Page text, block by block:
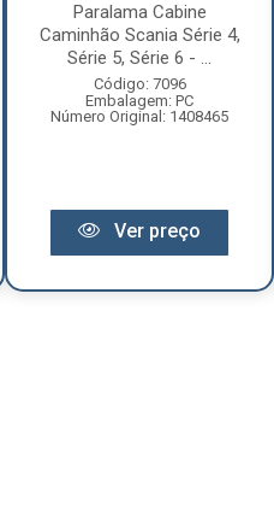
Paralama Cabine
Caminhão Scania Série 4,
Série 5, Série 6 - ...
Código: 7096
Embalagem: PC
Número Original: 1408465
Ver preço